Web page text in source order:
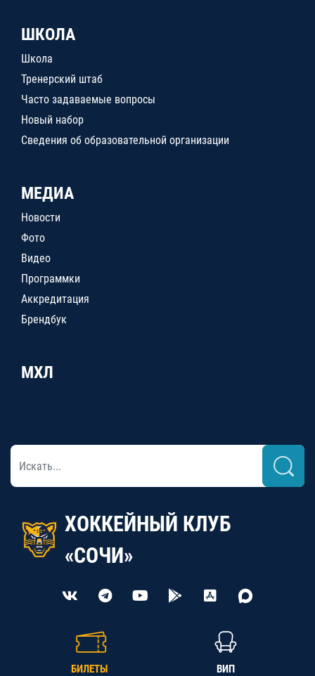
ШКОЛА
Школа
Тренерский штаб
Часто задаваемые вопросы
Новый набор
Сведения об образовательной организации
МЕДИА
Новости
Фото
Видео
Программки
Аккредитация
Брендбук
МХЛ
ХОККЕЙНЫЙ КЛУБ
«СОЧИ»
БИЛЕТЫ ВИП